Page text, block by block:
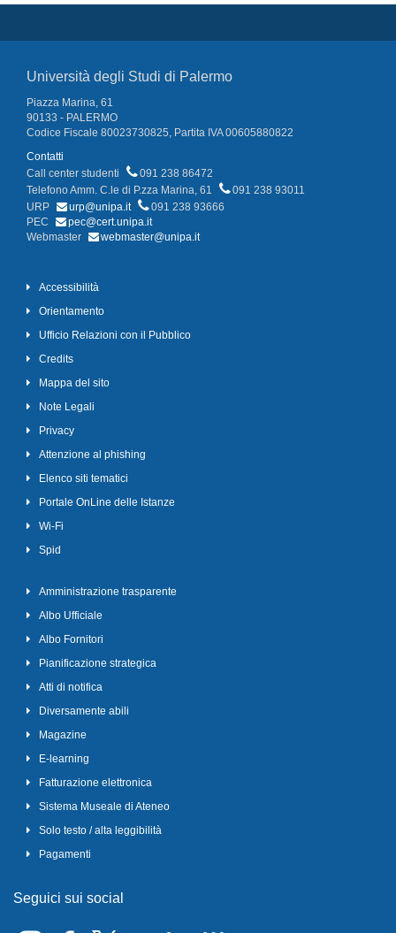
Università degli Studi di Palermo
Piazza Marina, 61
90133 - PALERMO
Codice Fiscale 80023730825, Partita IVA 00605880822
Contatti
Call center studenti
091 238 86472
Telefono Amm. C.le di P.zza Marina, 61
091 238 93011
URP
urp@unipa.it
091 238 93666
PEC
pec@cert.unipa.it
Webmaster
webmaster@unipa.it
Accessibilità
Orientamento
Ufficio Relazioni con il Pubblico
Credits
Mappa del sito
Note Legali
Privacy
Attenzione al phishing
Elenco siti tematici
Portale OnLine delle Istanze
Wi-Fi
Spid
Amministrazione trasparente
Albo Ufficiale
Albo Fornitori
Pianificazione strategica
Atti di notifica
Diversamente abili
Magazine
E-learning
Fatturazione elettronica
Sistema Museale di Ateneo
Solo testo / alta leggibilità
Pagamenti
Seguici sui social